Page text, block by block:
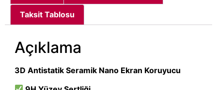
Taksit Tablosu
Açıklama
3D Antistatik Seramik Nano Ekran Koruyucu